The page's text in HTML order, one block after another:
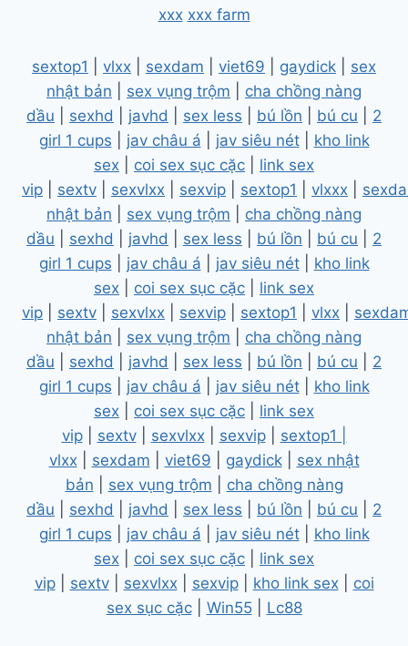
xxx xxx farm
sextop1 vlxx sexdam viet69 gaydick
sex
nhật bản
sex vụng trộm
cha chồng nàng
dầu
sexhd javhd sex less bú lồn bú cu
2
girl 1 cups
jav châu á jav siêu nét| kho link
sex
coi sex sục cặc
link sex
vip
sextv sexvlxx sexvip sextop1 vlxxx
nhật bản
sex vụng trộm
cha chồng nàng
dầu
sexhd javhd sex less bú lồn bú cu
2
girl 1 cups
jav châu á jav siêu nét| kho link
sex
coi sex sục cặc
link sex
vip
sextv sexvlxx sexvip sextop1 vlxx
nhật bản
sex vụng trộm
cha chồng nàng
dầu
sexhd javhd sex less bú lồn bú cu
2
girl 1 cups
jav châu á jav siêu nét| kho link
sex
coi sex sục cặc
link sex
vip| sextv| sexvlxx| sexvip| sextop1 |
vlxx| sexdam viet69 gaydick| sex nhật
bản
sex vụng trộm
cha chồng nàng
dầu
sexhd javhd sex less bú lồn bú cu
2
girl 1 cups
jav châu á jav siêu nét| kho link
sex
coi sex sục cặc
link sex
vip| sextv| sexvlxx| sexvip| kho link sex| coi
sex sục cặc| Win55| Lc88